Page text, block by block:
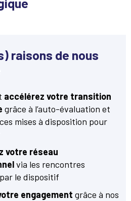
raisons de nous
accélérez votre transition
grâce à l’auto-évaluation et
mises à disposition pour
votre réseau
via les rencontres
le dispositif
engagement grâce à nos